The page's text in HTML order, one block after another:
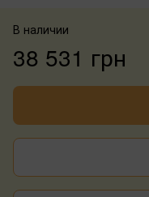
В наличии
38 531 грн